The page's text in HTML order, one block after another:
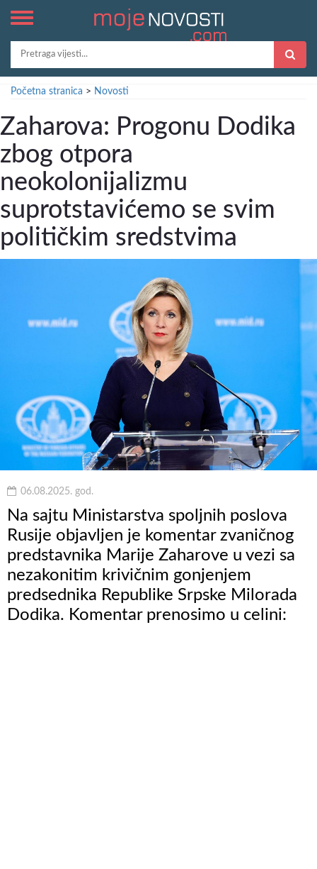
Početna stranica > Novosti
Zaharova: Progonu Dodika
zbog otpora
neokolonijalizmu
suprotstavićemo se svim
političkim sredstvima
06.08.2025. god.
Na sajtu Ministarstva spoljnih poslova
Rusije objavljen je komentar zvaničnog
predstavnika Marije Zaharove u vezi sa
nezakonitim krivičnim gonjenjem
predsednika Republike Srpske Milorada
Dodika. Komentar prenosimo u celini: